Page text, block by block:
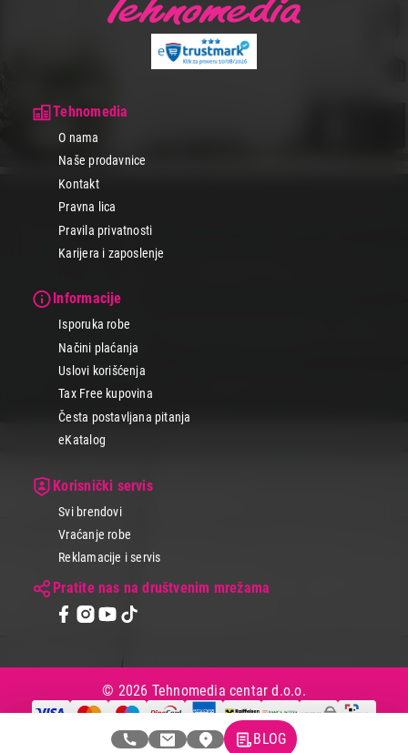
Tehnomedia
O nama
Naše prodavnice
Kontakt
Pravna lica
Pravila privatnosti
Karijera i zaposlenje
Informacije
Isporuka robe
Načini plaćanja
Uslovi korišćenja
Tax Free kupovina
Česta postavljana pitanja
eKatalog
Korisnički servis
Svi brendovi
Vraćanje robe
Reklamacije i servis
Pratite nas na društvenim mrežama
© 2026 Tehnomedia centar d.o.o.
BLOG